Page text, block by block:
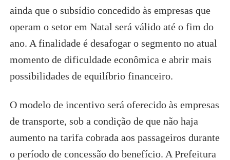
ainda que o subsídio concedido às empresas que
operam o setor em Natal será válido até o fim do
ano. A finalidade é desafogar o segmento no atual
momento de dificuldade econômica e abrir mais
possibilidades de equilíbrio financeiro.
O modelo de incentivo será oferecido às empresas
de transporte, sob a condição de que não haja
aumento na tarifa cobrada aos passageiros durante
o período de concessão do benefício. A Prefeitura